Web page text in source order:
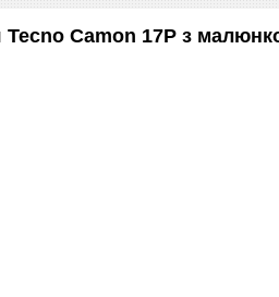
Camon 17P з